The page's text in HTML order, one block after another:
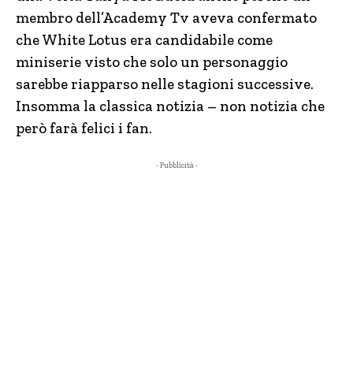
membro dell’Academy Tv aveva confermato
che White Lotus era candidabile come
miniserie visto che solo un personaggio
sarebbe riapparso nelle stagioni successive.
Insomma la classica notizia – non notizia che
però farà felici i fan.
- Pubblicità -